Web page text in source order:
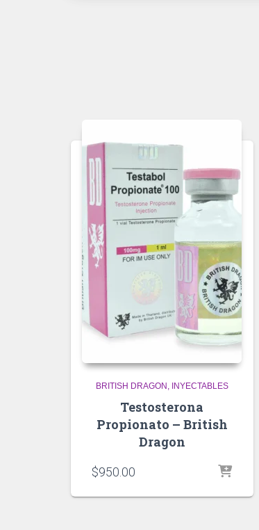
BRITISH DRAGON INYECTABLES
Testosterona
Propionato – British
Dragon
$950.00